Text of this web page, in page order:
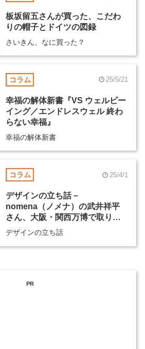
板坂留五さんが買った、こだわ
りの帽子とドイツの図録
さいきん、なに買った？
コラム 25/5/21
幸福の解体新書『VS ウェルビー
イング／エンドレスウェル 終わ
らない幸福』
幸福の解体新書
コラム 25/4/1
デザインの立ち話－
nomena（ノメナ）の武井祥平
さん、大阪・関西万博で取り組
む“前例のないものづくり”
デザインの立ち話
PR